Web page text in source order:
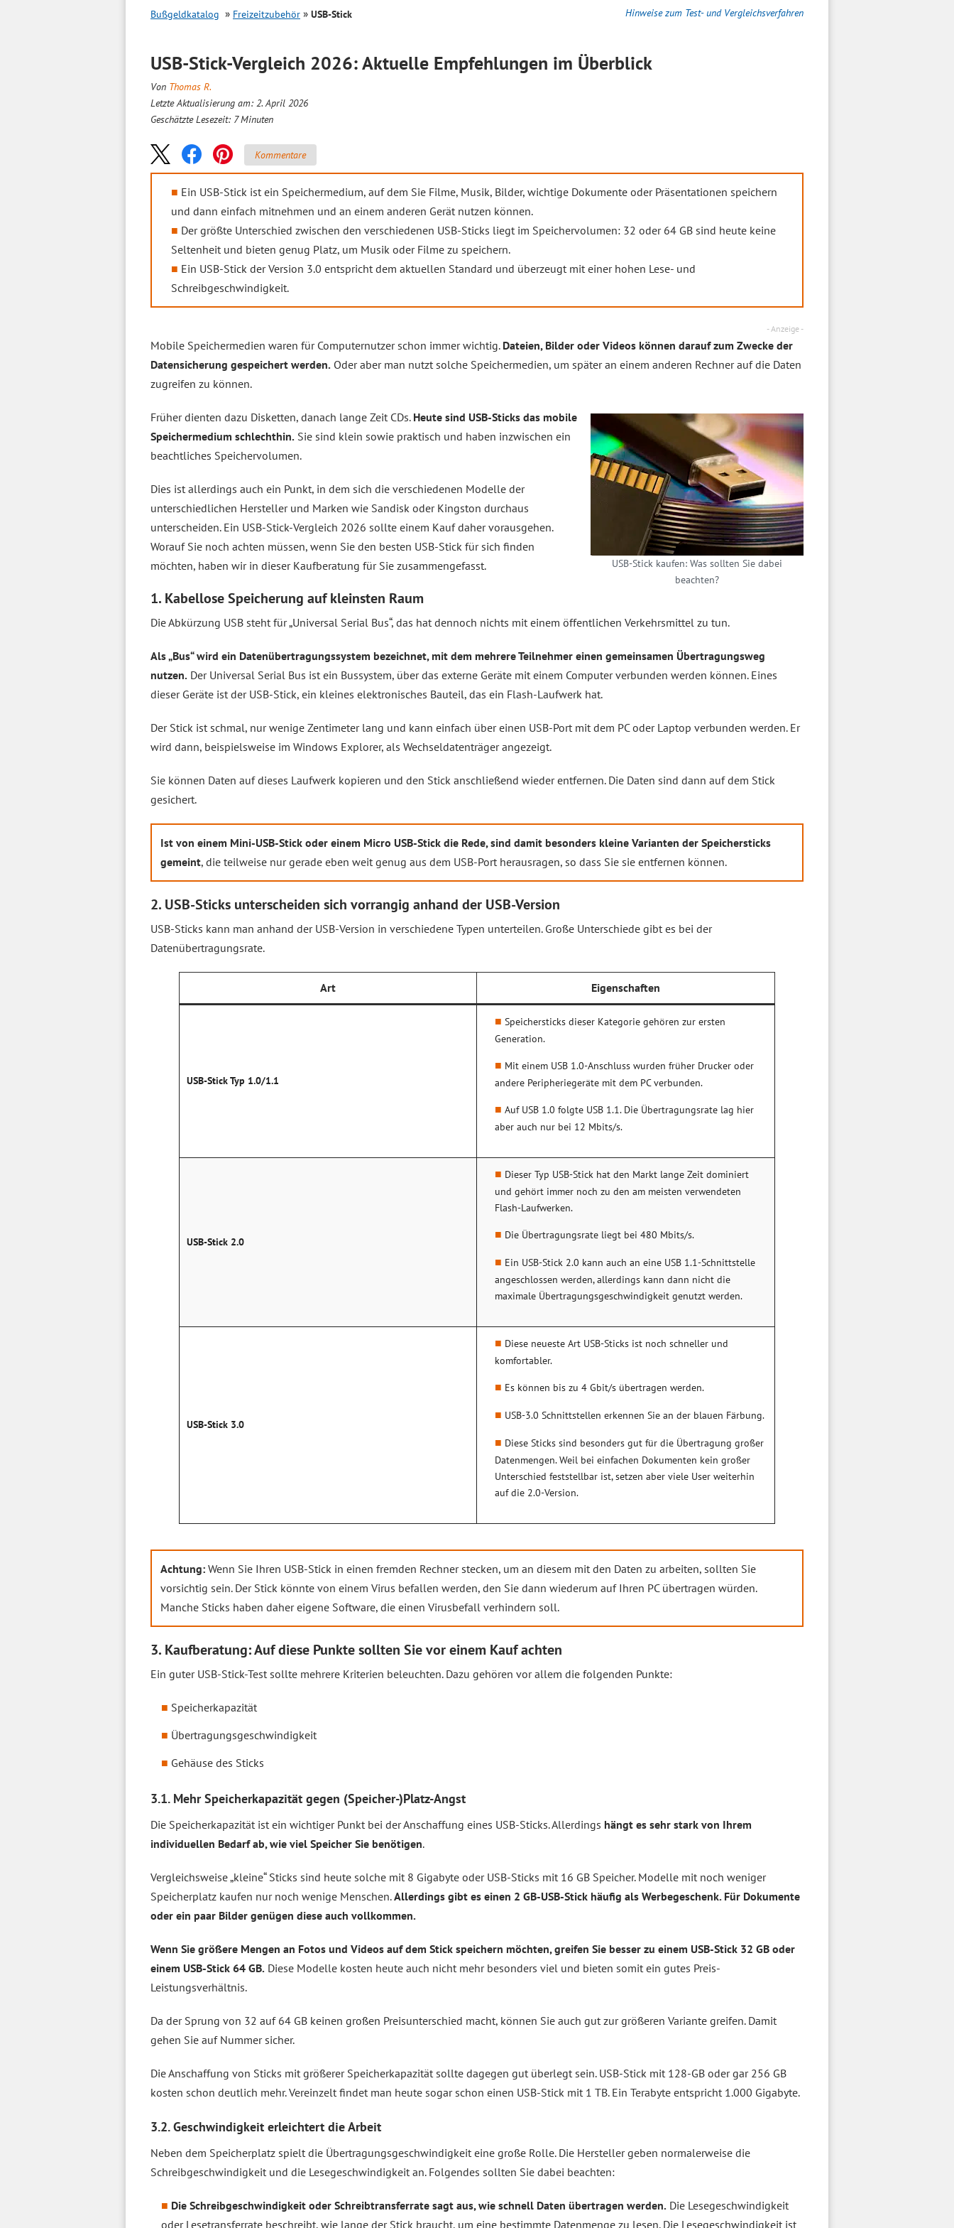
Hinweise zum Test- und Vergleichsverfahren
Bußgeldkatalog Freizeitzubehör USB-Stick
USB-Stick-Vergleich 2026: Aktuelle Empfehlungen im Überblick
Von Thomas R.
Letzte Aktualisierung am: 2. April 2026
Geschätzte Lesezeit: 7 Minuten
Kommentare
Ein USB-Stick ist ein Speichermedium, auf dem Sie Filme, Musik, Bilder, wichtige Dokumente oder Präsentationen speichern
und dann einfach mitnehmen und an einem anderen Gerät nutzen können.
Der größte Unterschied zwischen den verschiedenen USB-Sticks liegt im Speichervolumen: 32 oder 64 GB sind heute keine
Seltenheit und bieten genug Platz, um Musik oder Filme zu speichern.
Ein USB-Stick der Version 3.0 entspricht dem aktuellen Standard und überzeugt mit einer hohen Lese- und
Schreibgeschwindigkeit.
- Anzeige -
Mobile Speichermedien waren für Computernutzer schon immer wichtig. Dateien, Bilder oder Videos können darauf zum Zwecke der
Datensicherung gespeichert werden. Oder aber man nutzt solche Speichermedien, um später an einem anderen Rechner auf die Daten
zugreifen zu können.
USB-Stick kaufen: Was sollten Sie dabei
beachten?
Früher dienten dazu Disketten, danach lange Zeit CDs. Heute sind USB-Sticks das mobile
Speichermedium schlechthin. Sie sind klein sowie praktisch und haben inzwischen ein
beachtliches Speichervolumen.
Dies ist allerdings auch ein Punkt, in dem sich die verschiedenen Modelle der
unterschiedlichen Hersteller und Marken wie Sandisk oder Kingston durchaus
unterscheiden. Ein USB-Stick-Vergleich 2026 sollte einem Kauf daher vorausgehen.
Worauf Sie noch achten müssen, wenn Sie den besten USB-Stick für sich finden
möchten, haben wir in dieser Kaufberatung für Sie zusammengefasst.
1. Kabellose Speicherung auf kleinsten Raum
Die Abkürzung USB steht für „Universal Serial Bus“, das hat dennoch nichts mit einem öffentlichen Verkehrsmittel zu tun.
Als „Bus“ wird ein Datenübertragungssystem bezeichnet, mit dem mehrere Teilnehmer einen gemeinsamen Übertragungsweg
nutzen. Der Universal Serial Bus ist ein Bussystem, über das externe Geräte mit einem Computer verbunden werden können. Eines
dieser Geräte ist der USB-Stick, ein kleines elektronisches Bauteil, das ein Flash-Laufwerk hat.
Der Stick ist schmal, nur wenige Zentimeter lang und kann einfach über einen USB-Port mit dem PC oder Laptop verbunden werden. Er
wird dann, beispielsweise im Windows Explorer, als Wechseldatenträger angezeigt.
Sie können Daten auf dieses Laufwerk kopieren und den Stick anschließend wieder entfernen. Die Daten sind dann auf dem Stick
gesichert.
Ist von einem Mini-USB-Stick oder einem Micro USB-Stick die Rede, sind damit besonders kleine Varianten der Speichersticks
gemeint, die teilweise nur gerade eben weit genug aus dem USB-Port herausragen, so dass Sie sie entfernen können.
2. USB-Sticks unterscheiden sich vorrangig anhand der USB-Version
USB-Sticks kann man anhand der USB-Version in verschiedene Typen unterteilen. Große Unterschiede gibt es bei der
Datenübertragungsrate.
Art Eigenschaften
USB-Stick Typ 1.0/1.1
Speichersticks dieser Kategorie gehören zur ersten
Generation.
Mit einem USB 1.0-Anschluss wurden früher Drucker oder
andere Peripheriegeräte mit dem PC verbunden.
Auf USB 1.0 folgte USB 1.1. Die Übertragungsrate lag hier
aber auch nur bei 12 Mbits/s.
USB-Stick 2.0
Dieser Typ USB-Stick hat den Markt lange Zeit dominiert
und gehört immer noch zu den am meisten verwendeten
Flash-Laufwerken.
Die Übertragungsrate liegt bei 480 Mbits/s.
Ein USB-Stick 2.0 kann auch an eine USB 1.1-Schnittstelle
angeschlossen werden, allerdings kann dann nicht die
maximale Übertragungsgeschwindigkeit genutzt werden.
USB-Stick 3.0
Diese neueste Art USB-Sticks ist noch schneller und
komfortabler.
Es können bis zu 4 Gbit/s übertragen werden.
USB-3.0 Schnittstellen erkennen Sie an der blauen Färbung.
Diese Sticks sind besonders gut für die Übertragung großer
Datenmengen. Weil bei einfachen Dokumenten kein großer
Unterschied feststellbar ist, setzen aber viele User weiterhin
auf die 2.0-Version.
Achtung: Wenn Sie Ihren USB-Stick in einen fremden Rechner stecken, um an diesem mit den Daten zu arbeiten, sollten Sie
vorsichtig sein. Der Stick könnte von einem Virus befallen werden, den Sie dann wiederum auf Ihren PC übertragen würden.
Manche Sticks haben daher eigene Software, die einen Virusbefall verhindern soll.
3. Kaufberatung: Auf diese Punkte sollten Sie vor einem Kauf achten
Ein guter USB-Stick-Test sollte mehrere Kriterien beleuchten. Dazu gehören vor allem die folgenden Punkte:
Speicherkapazität
Übertragungsgeschwindigkeit
Gehäuse des Sticks
3.1. Mehr Speicherkapazität gegen (Speicher-)Platz-Angst
Die Speicherkapazität ist ein wichtiger Punkt bei der Anschaffung eines USB-Sticks. Allerdings hängt es sehr stark von Ihrem
individuellen Bedarf ab, wie viel Speicher Sie benötigen.
Vergleichsweise „kleine“ Sticks sind heute solche mit 8 Gigabyte oder USB-Sticks mit 16 GB Speicher. Modelle mit noch weniger
Speicherplatz kaufen nur noch wenige Menschen.Allerdings gibt es einen 2 GB-USB-Stick häufig als Werbegeschenk. Für Dokumente
oder ein paar Bilder genügen diese auch vollkommen.
Wenn Sie größere Mengen an Fotos und Videos auf dem Stick speichern möchten, greifen Sie besser zu einem USB-Stick 32 GB oder
einem USB-Stick 64 GB. Diese Modelle kosten heute auch nicht mehr besonders viel und bieten somit ein gutes Preis-
Leistungsverhältnis.
Da der Sprung von 32 auf 64 GB keinen großen Preisunterschied macht, können Sie auch gut zur größeren Variante greifen. Damit
gehen Sie auf Nummer sicher.
Die Anschaffung von Sticks mit größerer Speicherkapazität sollte dagegen gut überlegt sein. USB-Stick mit 128-GB oder gar 256 GB
kosten schon deutlich mehr. Vereinzelt findet man heute sogar schon einen USB-Stick mit 1 TB. Ein Terabyte entspricht 1.000 Gigabyte.
3.2. Geschwindigkeit erleichtert die Arbeit
Neben dem Speicherplatz spielt die Übertragungsgeschwindigkeit eine große Rolle. Die Hersteller geben normalerweise die
Schreibgeschwindigkeit und die Lesegeschwindigkeit an. Folgendes sollten Sie dabei beachten:
Die Schreibgeschwindigkeit oder Schreibtransferrate sagt aus, wie schnell Daten übertragen werden. Die Lesegeschwindigkeit
oder Lesetransferrate beschreibt, wie lange der Stick braucht, um eine bestimmte Datenmenge zu lesen. Die Lesegeschwindigkeit ist